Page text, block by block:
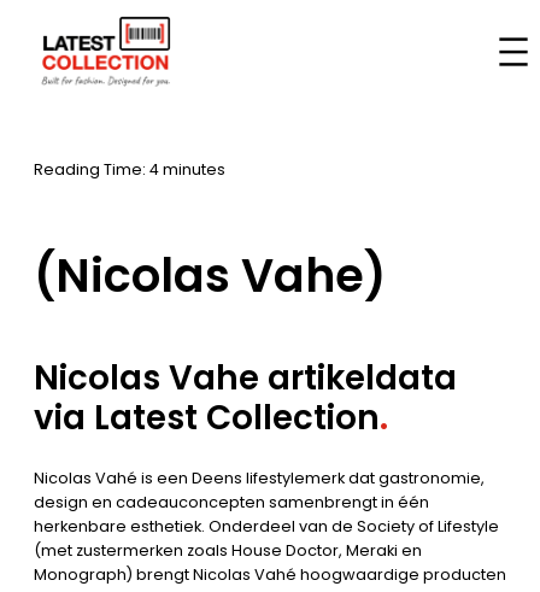
content
Home –Brands–
Reading Time: 4 minutes
(Nicolas Vahe)
Nicolas Vahe artikeldata
via Latest Collection.
Nicolas Vahé is een Deens lifestylemerk dat gastronomie,
design en cadeauconcepten samenbrengt in één
herkenbare esthetiek. Onderdeel van de Society of Lifestyle
(met zustermerken zoals House Doctor, Meraki en
Monograph) brengt Nicolas Vahé hoogwaardige producten